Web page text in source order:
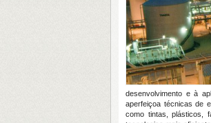
desenvolvimento e à
aperfeiçoa técnicas de
como tintas, plásticos,